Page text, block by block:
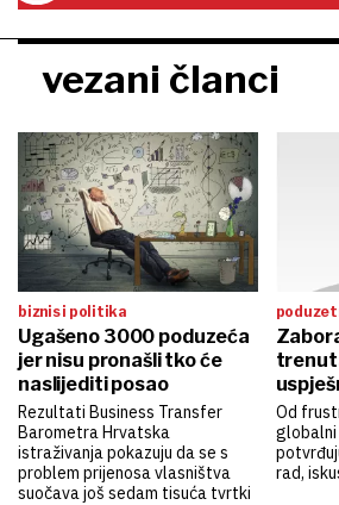
vezani članci
biznis i politika
Ugašeno 3000 poduzeća
jer nisu pronašli tko će
naslijediti posao
Rezultati Business Transfer
Barometra Hrvatska
istraživanja pokazuju da se s
problem prijenosa vlasništva
suočava još sedam tisuća tvrtki
Od
globalni
rad,